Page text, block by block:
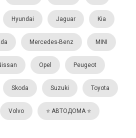
Hyundai Jaguar Kia
Mercedes-Benz MINI
Opel Peugeot
Skoda Suzuki Toyota
Volvo ⭐️ АВТОДОМА ⭐️